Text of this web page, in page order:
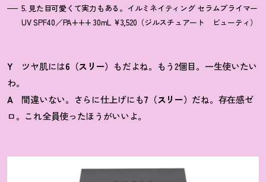
5. 見た目可愛くて実力もある。イルミネイティング セラムプライマー
UV SPF40／PA+++ 30mL ¥3,520（ジルスチュアート ビューティ）
Y ツヤ肌には6（スリー） もだよね。もう2個目。一生使いたい
わ。
A間違いない。さらに仕上げにも7（スリー） だね。存在感ゼ
ロ。これ全員使ったほうがいいよ。